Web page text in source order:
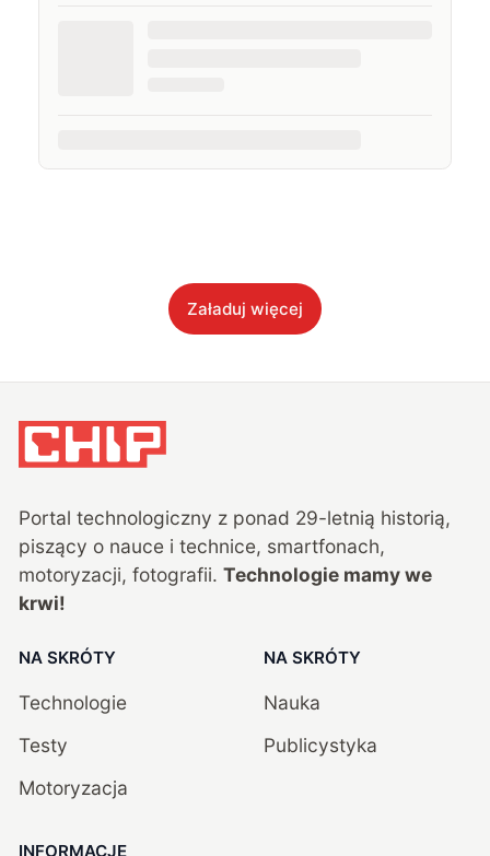
piszący o nauce i technice, smartfonach,
motoryzacji, fotografii.
Technologie mamy we